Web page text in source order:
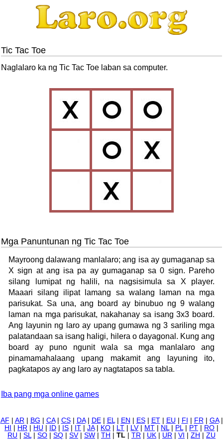
Tic Tac Toe
Naglalaro ka ng Tic Tac Toe laban sa computer.
Mga Panuntunan ng Tic Tac Toe
Mayroong dalawang manlalaro; ang isa ay gumaganap sa
X sign at ang isa pa ay gumaganap sa 0 sign. Pareho
silang lumipat ng halili, na nagsisimula sa X player.
Maaari silang ilipat lamang sa walang laman na mga
parisukat. Sa una, ang board ay binubuo ng 9 walang
laman na mga parisukat, nakahanay sa isang 3x3 board.
Ang layunin ng laro ay upang gumawa ng 3 sariling mga
palatandaan sa isang haligi, hilera o dayagonal. Kung ang
board ay puno ngunit wala sa mga manlalaro ang
pinamamahalaang upang makamit ang layuning ito,
pagkatapos ay ang laro ay nagtatapos sa tabla.
Iba pang mga online games
AF AR| BG CA| CS| DA| DE| EL| EN ES| ET| EU FI FR| GA|
HI
HR HU ID IS IT JA| KO LT LV| MT NL| PL| PT RO
RU
SL| SO SQ SV| SW TH TL TR UK UR VI ZH ZU